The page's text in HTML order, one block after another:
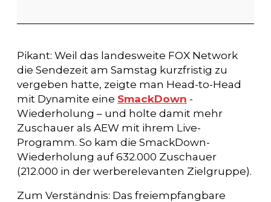
Pikant: Weil das landesweite FOX Network
die Sendezeit am Samstag kurzfristig zu
vergeben hatte, zeigte man Head-to-Head
mit Dynamite eine SmackDown -
Wiederholung – und holte damit mehr
Zuschauer als AEW mit ihrem Live-
Programm. So kam die SmackDown-
Wiederholung auf 632.000 Zuschauer
(212.000 in der werberelevanten Zielgruppe).
Zum Verständnis: Das freiempfangbare